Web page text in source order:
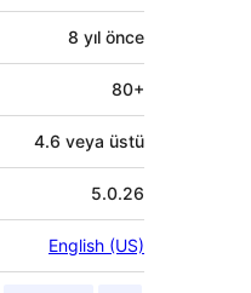
8 yıl önce
80+
4.6 veya üstü
5.0.26
English (US)